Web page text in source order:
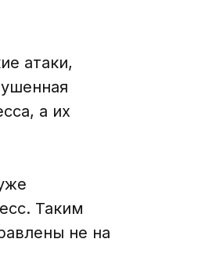
атаки,
а их
Таким
не на